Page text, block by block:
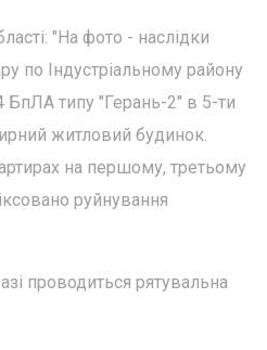
"На фото - наслідки
по Індустріальному району
БпЛА типу "Герань-2" в 5-ти
житловий будинок.
на першому, третьому
руйнування
проводиться рятувальна